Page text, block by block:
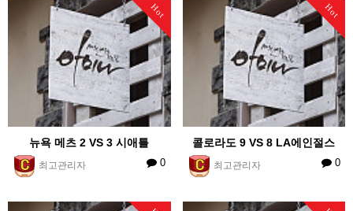
Hot
뉴욕 메츠 2 VS 3 시애틀
최고관리자 0
Hot
콜로라도 9 VS 8 LA에인절스
최고관리자 0